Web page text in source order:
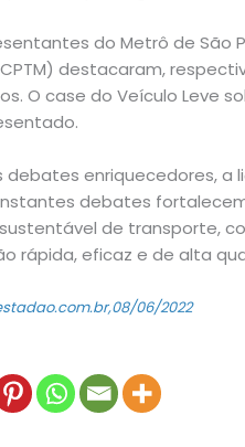
do Metrô de São
destacaram,
O case do Veículo Leve
enriquecedores, a
debates
de transporte,
rápida, eficaz e de alta
06/2022